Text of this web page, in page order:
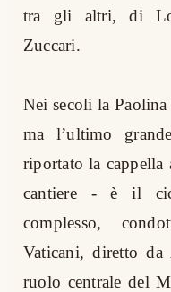
tra gli altri, di
Zuccari.
Nei secoli la
ma l’ultimo
riportato la
cantiere - è il
complesso,
Vaticani, diretto
ruolo centrale del